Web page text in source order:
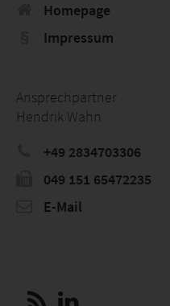
Homepage
Impressum
Ansprechpartner
Hendrik Wahn
+49 2834703306
049 151 65472235
E-Mail